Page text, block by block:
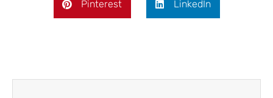
Pinterest LinkedIn